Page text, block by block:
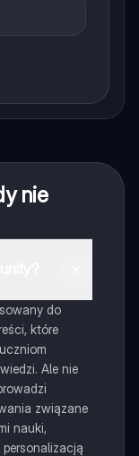
nie
do
które
Ale nie
związane
nauki,